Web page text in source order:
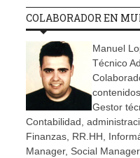
COLABORADOR EN
Manuel
Técnico
Gestor
Contabilidad,
Finanzas, RR.HH,
Manager, Social